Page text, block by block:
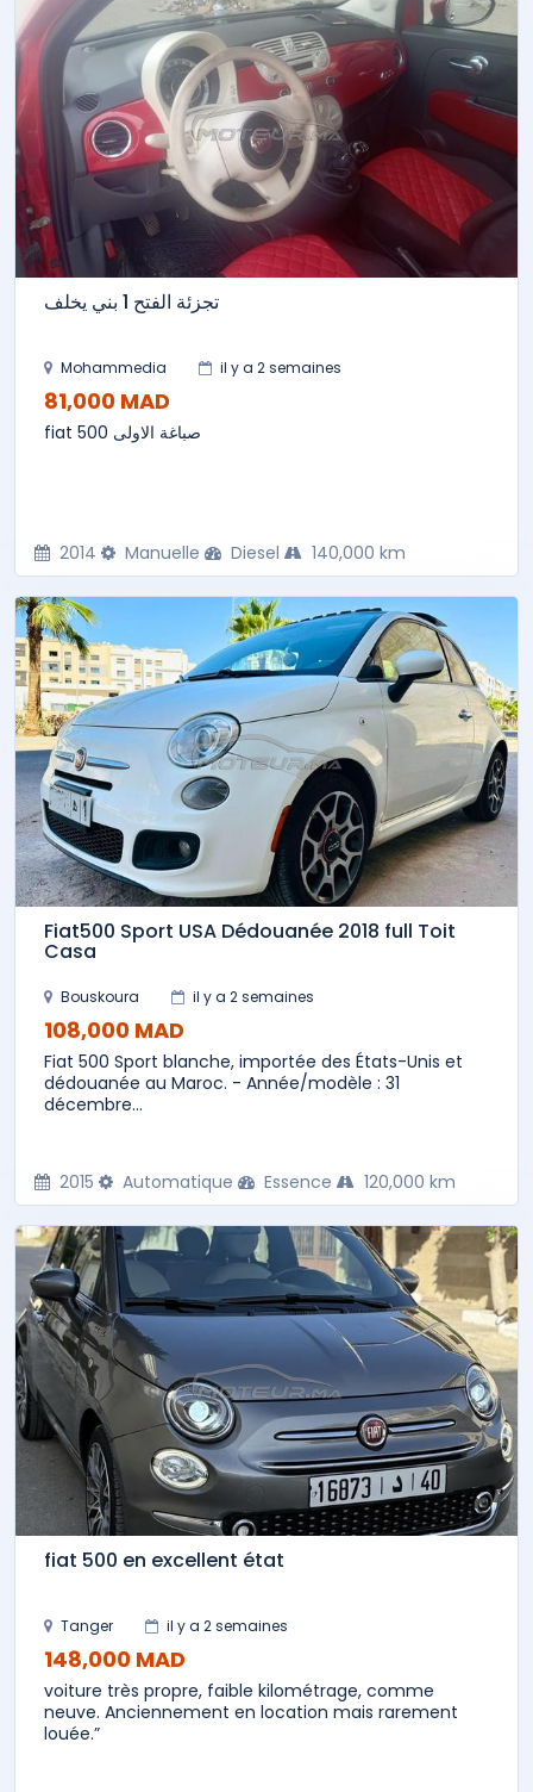
تجزئة الفتح 1 بني يخلف
Mohammedia il y a 2 semaines
81,000 MAD
fiat 500 صباغة الاولى
2014 Manuelle Diesel 140,000 km
Fiat500 Sport USA Dédouanée 2018 full Toit
Casa
Bouskoura il y a 2 semaines
108,000 MAD
Fiat 500 Sport blanche, importée des États-Unis et
dédouanée au Maroc. - Année/modèle : 31
décembre...
2015 Automatique Essence 120,000 km
fiat 500 en excellent état
Tanger il y a 2 semaines
148,000 MAD
voiture très propre, faible kilométrage, comme
neuve. Anciennement en location mais rarement
louée.”